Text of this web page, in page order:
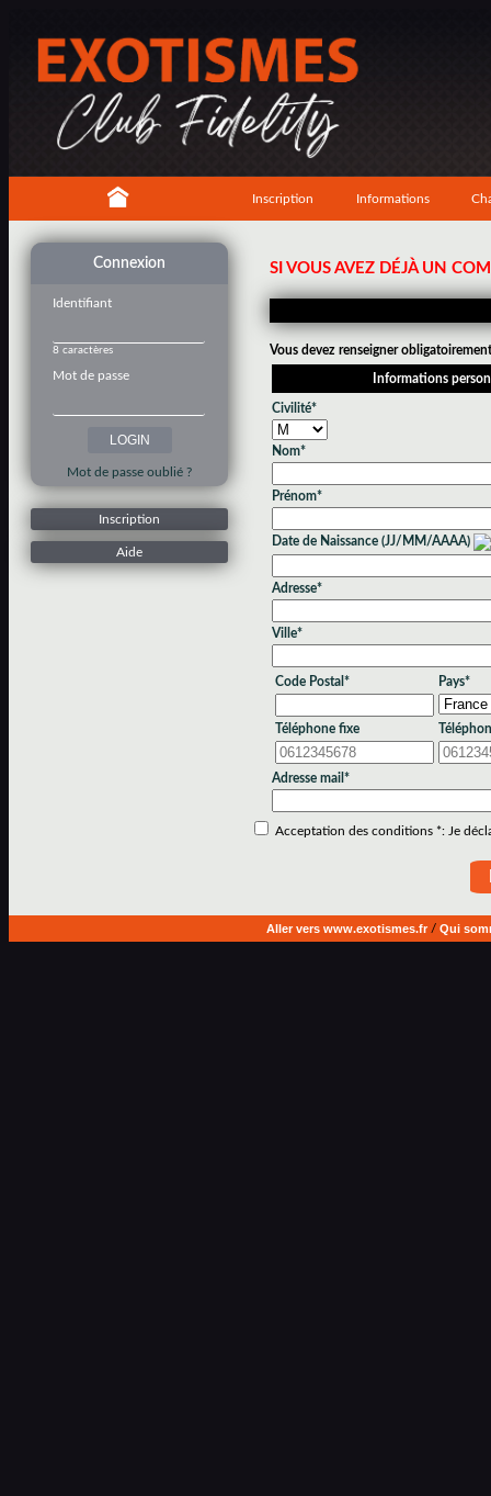
Inscription Informations
Connexion
Identifiant
8 caractères
Mot de passe
Mot de passe oublié ?
Inscription
Aide
SI VOUS AVEZ DÉJÀ UN
Vous devez renseigner
Informations
Civilité*
Nom*
Prénom*
Date de Naissance (JJ/MM/AAAA)
Adresse*
Ville*
Code Postal* Pays*
Téléphone fixe
Adresse mail*
Acceptation des conditions *: Je
Aller vers www.exotismes.fr/ Qui